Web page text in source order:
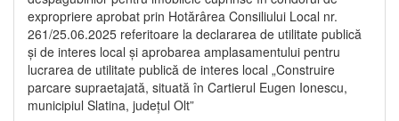
expropriere aprobat prin Hotărârea Consiliului Local nr.
261/25.06.2025 referitoare la declararea de utilitate publică
și de interes local și aprobarea amplasamentului pentru
lucrarea de utilitate publică de interes local „Construire
parcare supraetajată, situată în Cartierul Eugen Ionescu,
municipiul Slatina, județul Olt”